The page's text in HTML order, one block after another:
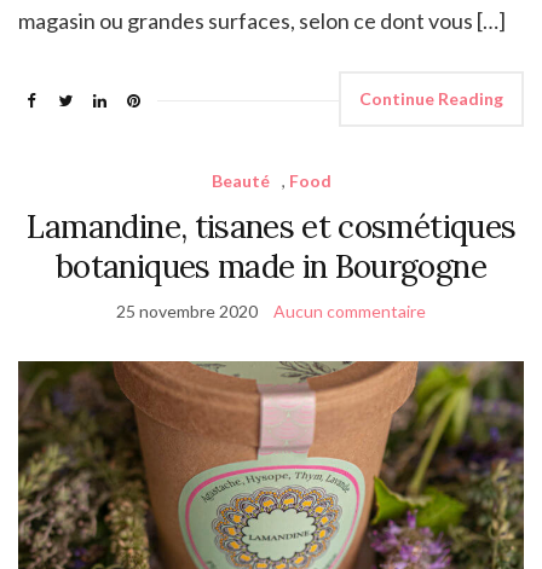
magasin ou grandes surfaces, selon ce dont vous […]
Continue Reading
Beauté , Food
Lamandine, tisanes et cosmétiques
botaniques made in Bourgogne
25 novembre 2020 Aucun commentaire